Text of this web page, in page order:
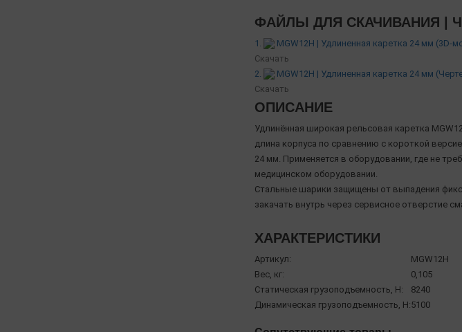
ФАЙЛЫ ДЛЯ СКАЧИВАНИЯ |
1.
MGW12H | Удлиненная каретка 24 мм (3D-
Скачать
2.
MGW12H | Удлиненная каретка 24 мм
Скачать
ОПИСАНИЕ
Удлинённая широкая рельсовая каретка
длина корпуса по сравнению с короткой
24 мм. Применяется в оборудовании, где не
медицинском оборудовании.
Стальные шарики защищены от выпадения
закачать внутрь через сервисное отверстие
ХАРАКТЕРИСТИКИ
Артикул:
MGW12H
Вес, кг:
0,105
Статическая грузоподъемность, Н:
8240
Динамическая грузоподъемность, Н:5100